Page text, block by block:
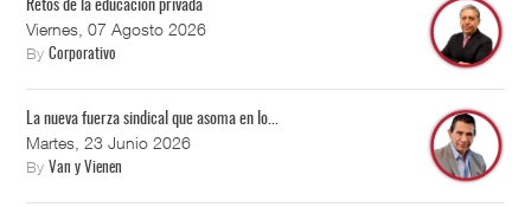
Retos de la educación privada
Viernes, 07 Agosto 2026
By Corporativo
La nueva fuerza sindical que asoma en lo...
Martes, 23 Junio 2026
By Van y Vienen